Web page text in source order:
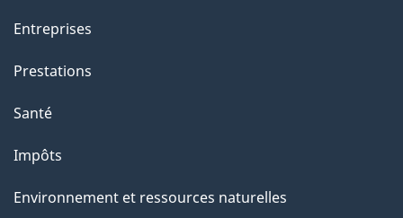
Entreprises
Prestations
Santé
Impôts
Environnement et ressources naturelles